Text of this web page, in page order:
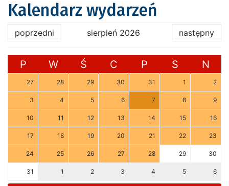
Kalendarz wydarzeń
poprzedni sierpień 2026 następny
P W Ś C P S N
27 28 29 30 31 1 2
3 4 5 6 7 8 9
10 11 12 13 14 15 16
17 18 19 20 21 22 23
24 25 26 27 28 29 30
31 1 2 3 4 5 6